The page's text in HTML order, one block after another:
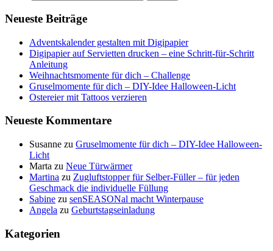
Neueste Beiträge
Adventskalender gestalten mit Digipapier
Digipapier auf Servietten drucken – eine Schritt-für-Schritt
Anleitung
Weihnachtsmomente für dich – Challenge
Gruselmomente für dich – DIY-Idee Halloween-Licht
Ostereier mit Tattoos verzieren
Neueste Kommentare
Susanne zu Gruselmomente für dich – DIY-Idee Halloween-
Licht
Marta zu Neue Türwärmer
Martina zu Zugluftstopper für Selber-Füller – für jeden
Geschmack die individuelle Füllung
Sabine zu senSEASONal macht Winterpause
Angela zu Geburtstagseinladung
Kategorien